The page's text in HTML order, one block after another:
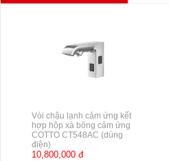
Vòi chậu lạnh cảm ứng kết
hợp hộp xà bông cảm ứng
COTTO CT548AC (dùng
điện)
10,800,000 đ